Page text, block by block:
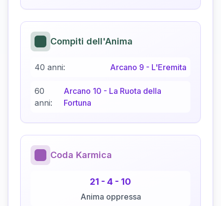
Compiti dell'Anima
40 anni: Arcano 9 - L'Eremita
60
anni:
Arcano 10 - La Ruota della
Fortuna
Coda Karmica
21 - 4 - 10
Anima oppressa